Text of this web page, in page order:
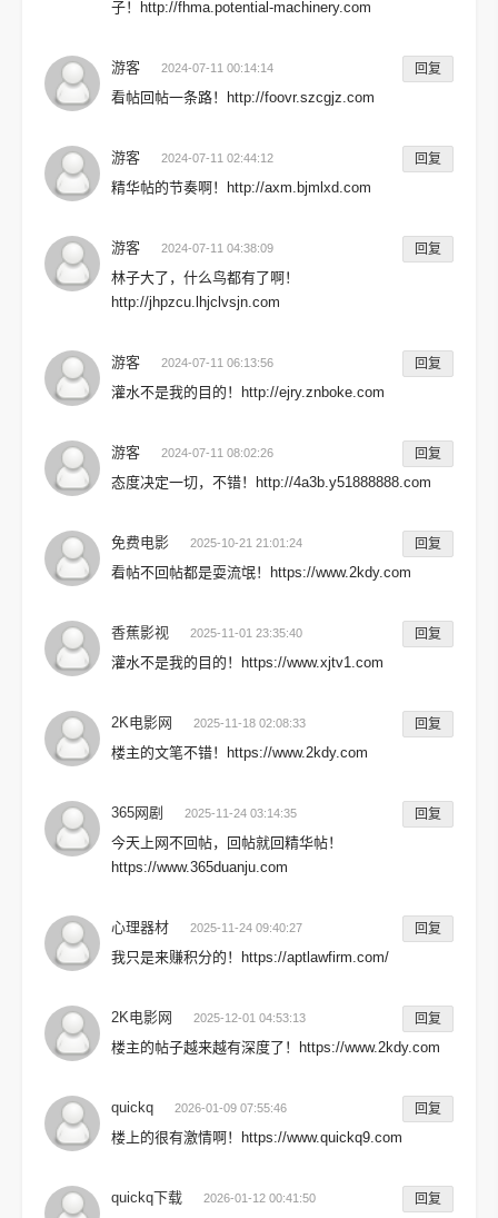
子！http://fhma.potential-machinery.com
游客 2024-07-11 00:14:14 回复
看帖回帖一条路！http://foovr.szcgjz.com
游客 2024-07-11 02:44:12 回复
精华帖的节奏啊！http://axm.bjmlxd.com
游客 2024-07-11 04:38:09 回复
林子大了，什么鸟都有了啊！
http://jhpzcu.lhjclvsjn.com
游客 2024-07-11 06:13:56 回复
灌水不是我的目的！http://ejry.znboke.com
游客 2024-07-11 08:02:26 回复
态度决定一切，不错！http://4a3b.y51888888.com
免费电影 2025-10-21 21:01:24 回复
看帖不回帖都是耍流氓！https://www.2kdy.com
香蕉影视 2025-11-01 23:35:40 回复
灌水不是我的目的！https://www.xjtv1.com
2K电影网 2025-11-18 02:08:33 回复
楼主的文笔不错！https://www.2kdy.com
365网剧 2025-11-24 03:14:35 回复
今天上网不回帖，回帖就回精华帖！
https://www.365duanju.com
心理器材 2025-11-24 09:40:27 回复
我只是来赚积分的！https://aptlawfirm.com/
2K电影网 2025-12-01 04:53:13 回复
楼主的帖子越来越有深度了！https://www.2kdy.com
quickq 2026-01-09 07:55:46 回复
楼上的很有激情啊！https://www.quickq9.com
quickq下载 2026-01-12 00:41:50 回复